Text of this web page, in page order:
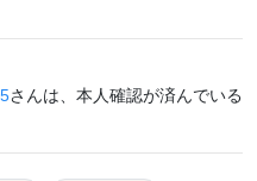
さんは、本人確認が済んでいる